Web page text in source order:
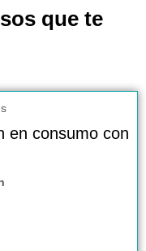
que te
en consumo con